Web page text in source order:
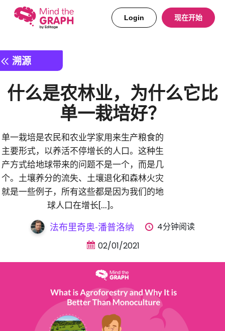
Login 现在开始
溯源
什么是农林业，为什么它比
单一栽培好？
单一栽培是农民和农业学家用来生产粮食的
主要形式，以养活不停增长的人口。这种生
产方式给地球带来的问题不是一个，而是几
个。土壤养分的流失、土壤退化和森林火灾
就是一些例子，所有这些都是因为我们的地
球人口在增长[...]。
法布里奇奥-潘普洛纳
4分钟阅读
02/01/2021